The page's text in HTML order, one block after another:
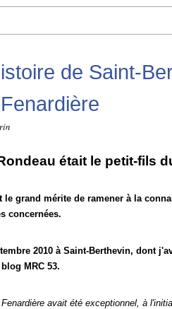
de Saint-
était le petit-fils
grand mérite de ramener à la
concernées.
2010 à Saint-Berthevin, dont
MRC 53.
avait été exceptionnel, à